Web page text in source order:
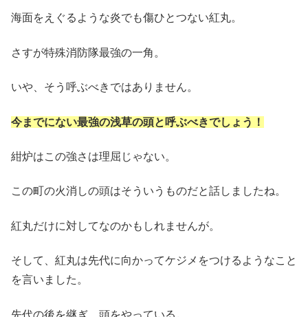
海面をえぐるような炎でも傷ひとつない紅丸。
さすが特殊消防隊最強の一角。
いや、そう呼ぶべきではありません。
今までにない最強の浅草の頭と呼ぶべきでしょう！
紺炉はこの強さは理屈じゃない。
この町の火消しの頭はそういうものだと話しましたね。
紅丸だけに対してなのかもしれませんが。
そして、紅丸は先代に向かってケジメをつけるようなこと
を言いました。
先代の後を継ぎ、頭をやっている。